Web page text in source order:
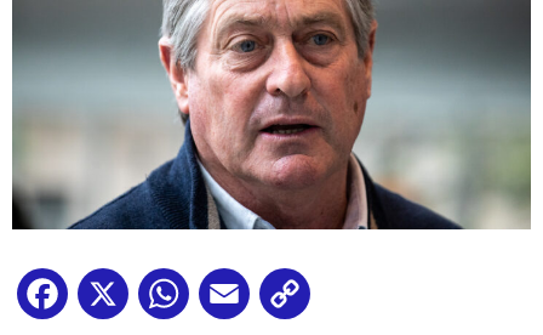
Facebook
X WhatsApp
Email